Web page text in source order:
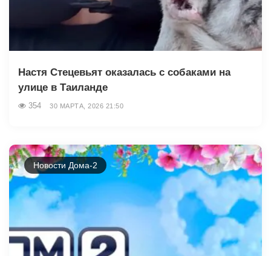
Настя Стецевьят оказалась с собаками на
улице в Таиланде
354 30 МАРТА, 2026 21:50
Новости Дома-2